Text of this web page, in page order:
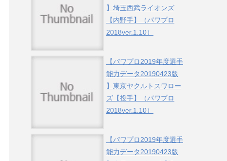
】埼玉西武ライオンズ
【内野手】（パワプロ
2018ver.1.10）
【パワプロ2019年度選手
能力データ20190423版
】東京ヤクルトスワロー
ズ【投手】（パワプロ
2018ver.1.10）
【パワプロ2019年度選手
能力データ20190423版